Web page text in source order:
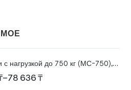
Стеллажи с нагрузкой до 750 кг (МС-750), высота 2000 мм
–78 636 ₸Диапазон